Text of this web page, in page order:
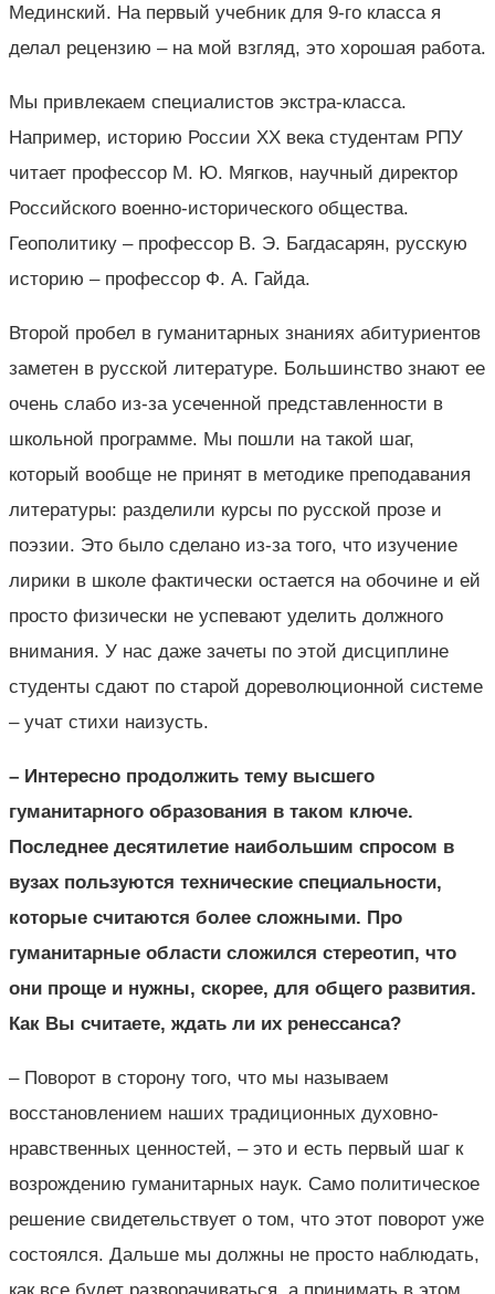
Мединский. На первый учебник для 9-го класса я
делал рецензию – на мой взгляд, это хорошая работа.
Мы привлекаем специалистов экстра-класса.
Например, историю России ХХ века студентам РПУ
читает профессор М. Ю. Мягков, научный директор
Российского военно-исторического общества.
Геополитику – профессор В. Э. Багдасарян, русскую
историю – профессор Ф. А. Гайда.
Второй пробел в гуманитарных знаниях абитуриентов
заметен в русской литературе. Большинство знают ее
очень слабо из-за усеченной представленности в
школьной программе. Мы пошли на такой шаг,
который вообще не принят в методике преподавания
литературы: разделили курсы по русской прозе и
поэзии. Это было сделано из-за того, что изучение
лирики в школе фактически остается на обочине и ей
просто физически не успевают уделить должного
внимания. У нас даже зачеты по этой дисциплине
студенты сдают по старой дореволюционной системе
– учат стихи наизусть.
– Интересно продолжить тему высшего
гуманитарного образования в таком ключе.
Последнее десятилетие наибольшим спросом в
вузах пользуются технические специальности,
которые считаются более сложными. Про
гуманитарные области сложился стереотип, что
они проще и нужны, скорее, для общего развития.
Как Вы считаете, ждать ли их ренессанса?
– Поворот в сторону того, что мы называем
восстановлением наших традиционных духовно-
нравственных ценностей, – это и есть первый шаг к
возрождению гуманитарных наук. Само политическое
решение свидетельствует о том, что этот поворот уже
состоялся. Дальше мы должны не просто наблюдать,